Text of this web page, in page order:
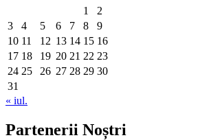
1
2
3
4 5 6 7 8
9
10 11 12 13 14 15 16
17 18 19 20 21 22 23
24 25 26 27 28 29 30
31
« iul.
Partenerii Noștri